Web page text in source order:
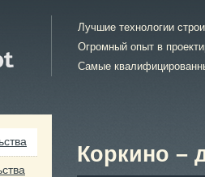
Лучшие технологии
Огромный опыт в
Самые
Коркино –